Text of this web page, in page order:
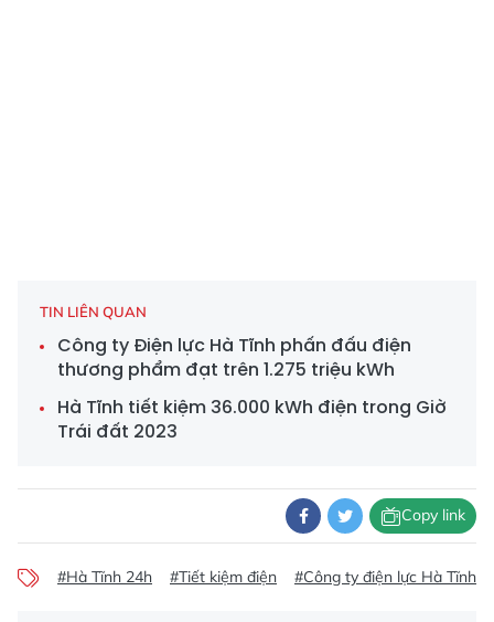
TIN LIÊN QUAN
Công ty Điện lực Hà Tĩnh phấn đấu điện
thương phẩm đạt trên 1.275 triệu kWh
Hà Tĩnh tiết kiệm 36.000 kWh điện trong Giờ
Trái đất 2023
Copy link
#Hà Tĩnh 24h #Tiết kiệm điện #Công ty điện lực Hà Tĩnh